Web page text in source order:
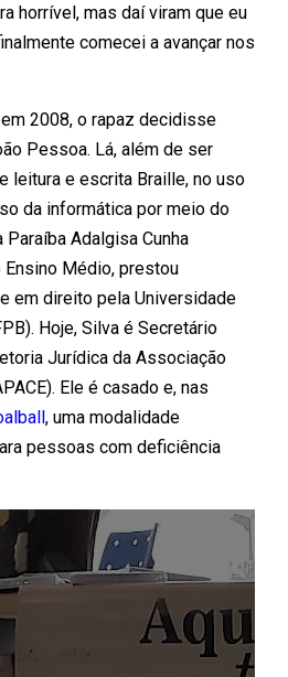
horrível, mas daí viram que eu
comecei a avançar nos
2008, o rapaz decidisse
Pessoa. Lá, além de ser
leitura e escrita Braille, no uso
da informática por meio do
Adalgisa Cunha
Ensino Médio, prestou
em direito pela Universidade
Hoje, Silva é Secretário
Jurídica da Associação
Ele é casado e, nas
, uma modalidade
pessoas com deficiência